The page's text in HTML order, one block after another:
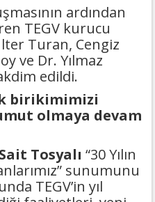
ardından
TEGV kurucu
Turan, Cengiz
ve Dr. Yılmaz
edildi.
birikimimizi
olmaya devam
Tosyalı “30 Yılın
sunumunu
TEGV’in yıl